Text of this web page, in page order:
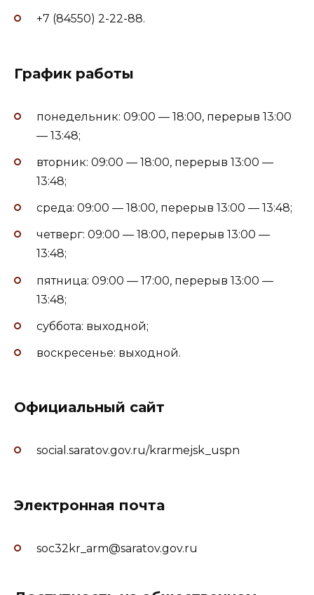
+7 (84550) 2-22-88.
График работы
понедельник: 09:00 — 18:00, перерыв 13:00
— 13:48;
вторник: 09:00 — 18:00, перерыв 13:00 —
13:48;
среда: 09:00 — 18:00, перерыв 13:00 — 13:48;
четверг: 09:00 — 18:00, перерыв 13:00 —
13:48;
пятница: 09:00 — 17:00, перерыв 13:00 —
13:48;
суббота: выходной;
воскресенье: выходной.
Официальный сайт
social.saratov.gov.ru/krarmejsk_uspn
Электронная почта
soc32kr_arm@saratov.gov.ru